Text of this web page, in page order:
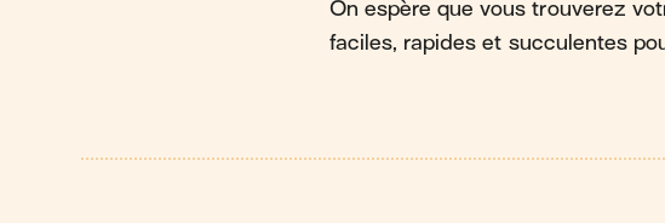
On espère que vous trouverez
faciles, rapides et succulentes